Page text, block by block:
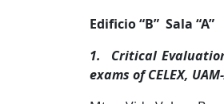
Edificio “B” Sala “A”
1. Critical
exams of CELEX,